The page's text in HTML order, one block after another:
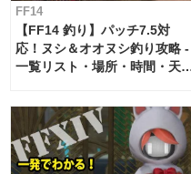
FF14
【FF14 釣り】パッチ7.5対
応！ヌシ＆オオヌシ釣り攻略 -
一覧リスト・場所・時間・天